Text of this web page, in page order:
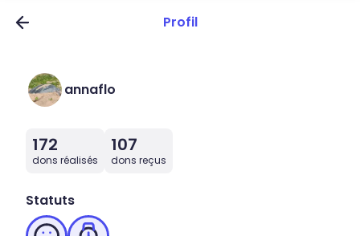
Profil
annaflo
172
dons réalisés
107
dons reçus
Statuts